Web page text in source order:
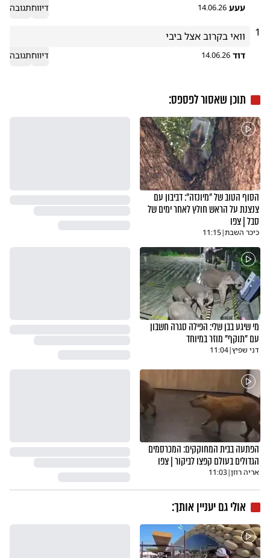
עעע 14.06.26 דיווחתגובה
1 וואי בקרוב אצל ביבי
דוד 14.06.26 דיווחתגובה
תוכן שאסור לפספס:
הסוף הטוב של "מיונזה": דביבון עם
צנצנת על הראש חולץ לאחר ימים של
סבל | צפו
כיכר השבת|
11:15
מי שיגע בבן שלי: הפילה סגרה חשבון
עם "תוקף" מוזר במיוחד
דני שפיץ|
11:04
הפתעה בבית המחוקקים: המכרסמים
הגדולים בעולם קפצו לביקור | צפו
אריה רוזן|
11:03
אולי גם יעניין אותך: